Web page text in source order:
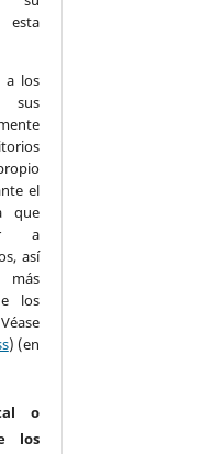
esta
a los
sus
el
que
a
así
más
los
) (en
o
los